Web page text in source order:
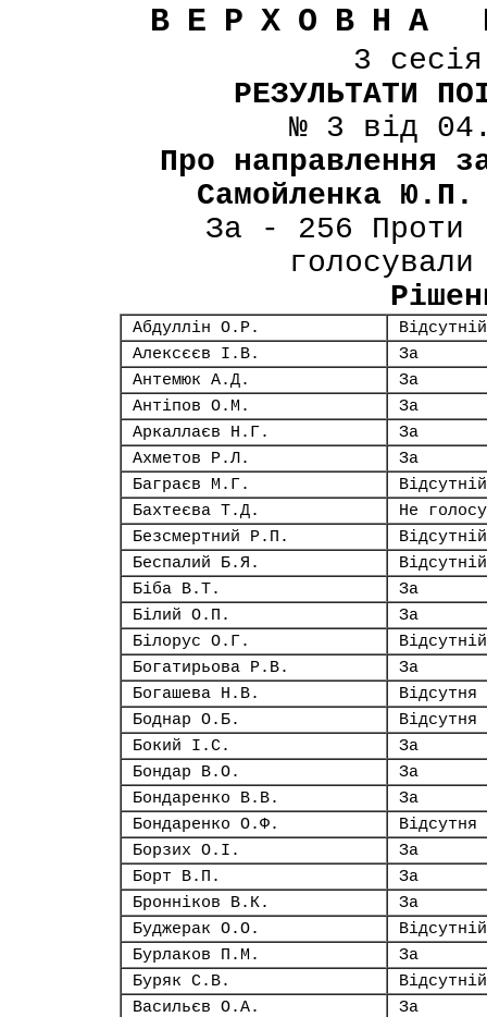
ВЕРХОВНА
3
РЕЗУЛЬТАТИ
№ 3 від
Про направлення
Самойленка Ю.П.
За - 256 Проти
Абдуллін О.Р.
Відсутній
Алексєєв І.В.
За
Антемюк А.Д.
За
Антіпов О.М.
За
Аркаллаєв Н.Г.
За
Ахметов Р.Л.
За
Баграєв М.Г.
Відсутній
Бахтеєва Т.Д.
Не
Безсмертний Р.П.
Відсутній
Беспалий Б.Я.
Відсутній
Біба В.Т.
За
Білий О.П.
За
Білорус О.Г.
Відсутній
Богатирьова Р.В.
За
Богашева Н.В.
Відсутня
Боднар О.Б.
Відсутня
Бокий І.С.
За
Бондар В.О.
За
Бондаренко В.В.
За
Бондаренко О.Ф.
Відсутня
Борзих О.І.
За
Борт В.П.
За
Бронніков В.К.
За
Буджерак О.О.
Відсутній
Бурлаков П.М.
За
Буряк С.В.
Відсутній
Васильєв О.А.
За